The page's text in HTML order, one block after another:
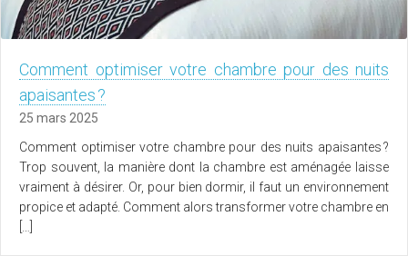
Comment optimiser votre chambre pour des nuits
apaisantes ?
25 mars 2025
Comment optimiser votre chambre pour des nuits apaisantes ?
Trop souvent, la manière dont la chambre est aménagée laisse
vraiment à désirer. Or, pour bien dormir, il faut un environnement
propice et adapté. Comment alors transformer votre chambre en